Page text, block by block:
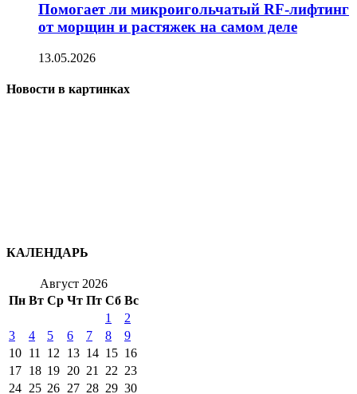
Помогает ли микроигольчатый RF-лифтинг
от морщин и растяжек на самом деле
13.05.2026
Новости в картинках
КАЛЕНДАРЬ
Август 2026
Пн Вт Ср Чт Пт Сб Вс
1
2
3
4 5 6 7 8
9
10 11 12 13 14 15 16
17 18 19 20 21 22 23
24 25 26 27 28 29 30